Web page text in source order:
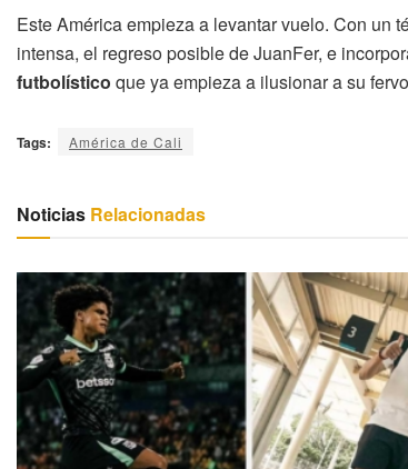
Este América empieza a levantar vuelo. Con un
intensa, el regreso posible de JuanFer, e
futbolístico que ya empieza a ilusionar a su
Tags: América de Cali
Noticias Relacionadas